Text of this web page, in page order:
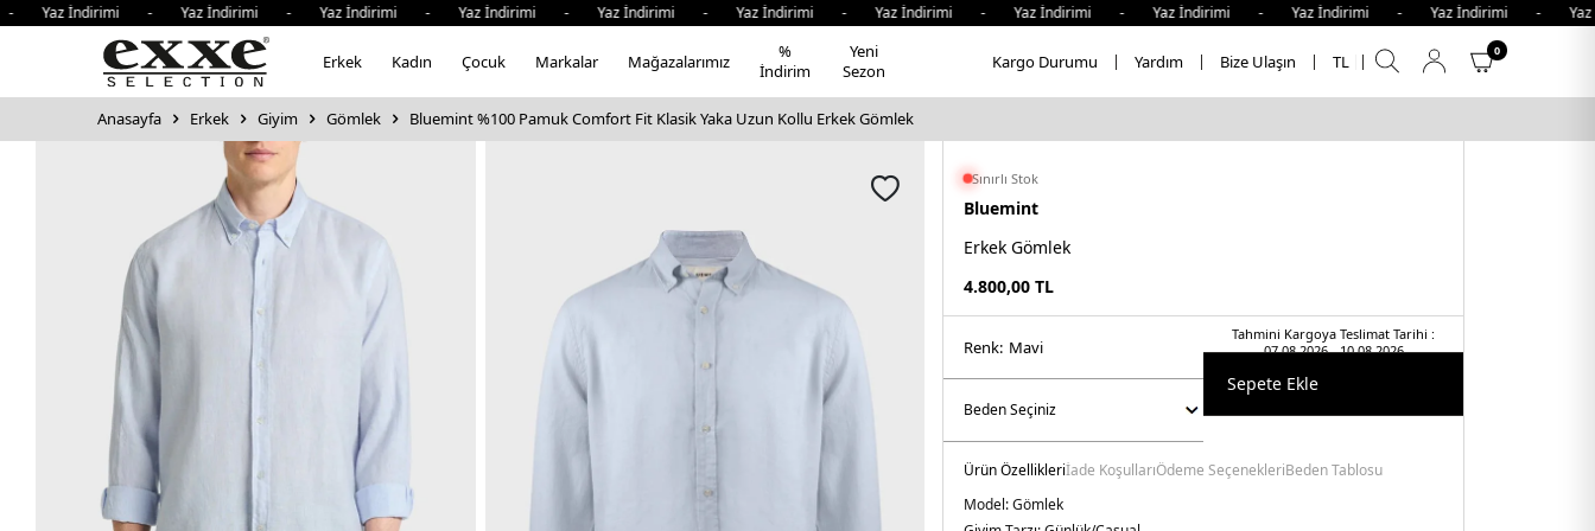
İndirimi - Yaz İndirimi - Yaz İndirimi - Yaz İndirimi - Yaz İndirimi - Yaz İndirimi - Yaz İndirimi - Yaz İndirimi - Yaz İndirimi - Yaz İndirimi - Yaz İndirimi -
Erkek Kadın Çocuk Markalar Mağazalarımız
%
İndirim
Yeni
Sezon
Kargo Durumu Yardım Bize Ulaşın TL
0
Anasayfa Erkek Giyim Gömlek Bluemint %100 Pamuk Comfort Fit Klasik Yaka Uzun Kollu Erkek Gömlek
Sınırlı Stok
Bluemint
Erkek Gömlek
4.800,00 TL
Tahmini Kargoya Teslimat Tarihi :
07.08.2026 - 10.08.2026
Renk: mavi̇
Sepete Ekle
Ürün Özellikleriİade KoşullarıÖdeme SeçenekleriBeden Tablosu
Model:Gömlek